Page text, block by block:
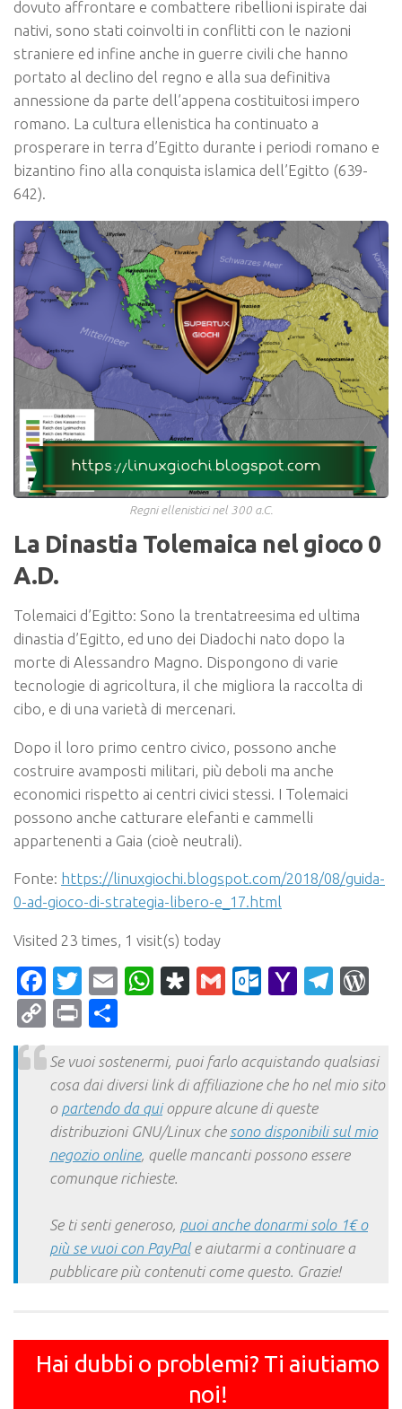
dovuto affrontare e combattere ribellioni ispirate dai
nativi, sono stati coinvolti in conflitti con le nazioni
straniere ed infine anche in guerre civili che hanno
portato al declino del regno e alla sua definitiva
annessione da parte dell’appena costituitosi impero
romano. La cultura ellenistica ha continuato a
prosperare in terra d’Egitto durante i periodi romano e
bizantino fino alla conquista islamica dell’Egitto (639-
642).
Regni ellenistici nel 300 a.C.
La Dinastia Tolemaica nel gioco 0
A.D.
Tolemaici d’Egitto: Sono la trentatreesima ed ultima
dinastia d’Egitto, ed uno dei Diadochi nato dopo la
morte di Alessandro Magno. Dispongono di varie
tecnologie di agricoltura, il che migliora la raccolta di
cibo, e di una varietà di mercenari.
Dopo il loro primo centro civico, possono anche
costruire avamposti militari, più deboli ma anche
economici rispetto ai centri civici stessi. I Tolemaici
possono anche catturare elefanti e cammelli
appartenenti a Gaia (cioè neutrali).
Fonte: https://linuxgiochi.blogspot.com/2018/08/guida-
0-ad-gioco-di-strategia-libero-e_17.html
Visited 23 times, 1 visit(s) today
Facebook
Twitter
EmailWhatsApp
Diaspora
Gmail Yahoo
CopyPrint
Se vuoi sostenermi, puoi farlo acquistando qualsiasi
cosa dai diversi link di affiliazione che ho nel mio sito
o partendo da quioppure alcune di queste
distribuzioni GNU/Linux che sono disponibili sul mio
negozio online, quelle mancanti possono essere
comunque richieste.
Se ti senti generoso, puoi anche donarmi solo 1€ o
più se vuoi con PayPale aiutarmi a continuare a
pubblicare più contenuti come questo. Grazie!
Hai dubbi o problemi? Ti aiutiamo
noi!